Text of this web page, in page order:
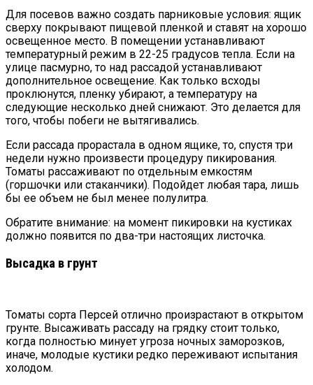
Для посевов важно создать парниковые условия: ящик
сверху покрывают пищевой пленкой и ставят на хорошо
освещенное место. В помещении устанавливают
температурный режим в 22-25 градусов тепла. Если на
улице пасмурно, то над рассадой устанавливают
дополнительное освещение. Как только всходы
проклюнутся, пленку убирают, а температуру на
следующие несколько дней снижают. Это делается для
того, чтобы побеги не вытягивались.
Если рассада прорастала в одном ящике, то, спустя три
недели нужно произвести процедуру пикирования.
Томаты рассаживают по отдельным емкостям
(горшочки или стаканчики). Подойдет любая тара, лишь
бы ее объем не был менее полулитра.
Обратите внимание: на момент пикировки на кустиках
должно появится по два-три настоящих листочка.
Высадка в грунт
Томаты сорта Персей отлично произрастают в открытом
грунте. Высаживать рассаду на грядку стоит только,
когда полностью минует угроза ночных заморозков,
иначе, молодые кустики редко переживают испытания
холодом.